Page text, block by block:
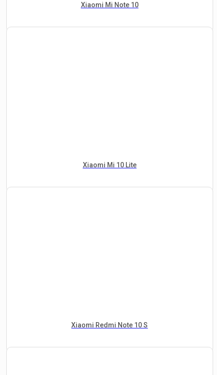
Xiaomi Mi Note 10
Xiaomi Mi 10 Lite
Xiaomi Redmi Note 10 S